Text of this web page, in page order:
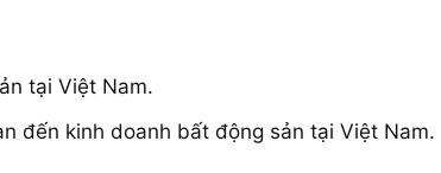
tại Việt Nam.
đến kinh doanh bất động sản tại Việt Nam.